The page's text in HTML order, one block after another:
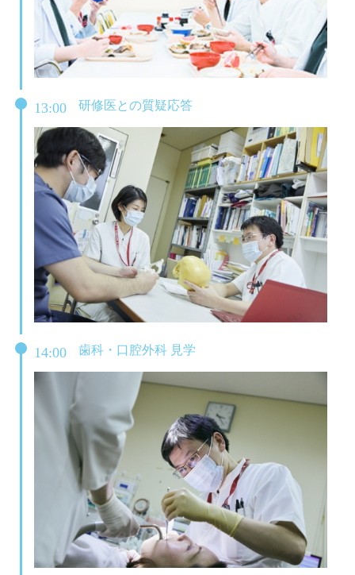
13:00 研修医との質疑応答
14:00 歯科・口腔外科 見学